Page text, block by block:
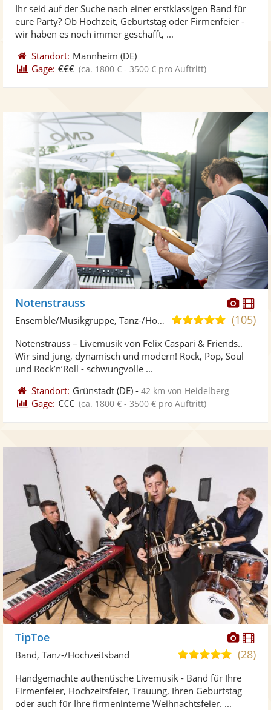
Fotos
5
Ihr seid auf der Suche nach einer erstklassigen Band für
eure Party? Ob Hochzeit, Geburtstag oder Firmenfeier -
wir haben es noch immer geschafft, ...
Standort: Mannheim (DE)
Gage: €€€ (ca. 1800 € - 3500 € pro Auftritt)
Fotos
Notenstrauss
5,0
5
(105)
Ensemble/Musikgruppe, Tanz-/Hochzeitsband
Notenstrauss – Livemusik von Felix Caspari & Friends..
Wir sind jung, dynamisch und modern! Rock, Pop, Soul
und Rock’n’Roll - schwungvolle ...
Standort: Grünstadt (DE) -42 km von Heidelberg
Gage: €€€ (ca. 1800 € - 3500 € pro Auftritt)
Fotos
TipToe
5,0
5
Sternen
(28)
Band, Tanz-/Hochzeitsband
Handgemachte authentische Livemusik - Band für Ihre
Firmenfeier, Hochzeitsfeier, Trauung, Ihren Geburtstag
oder auch für Ihre firmeninterne Weihnachtsfeier. ...